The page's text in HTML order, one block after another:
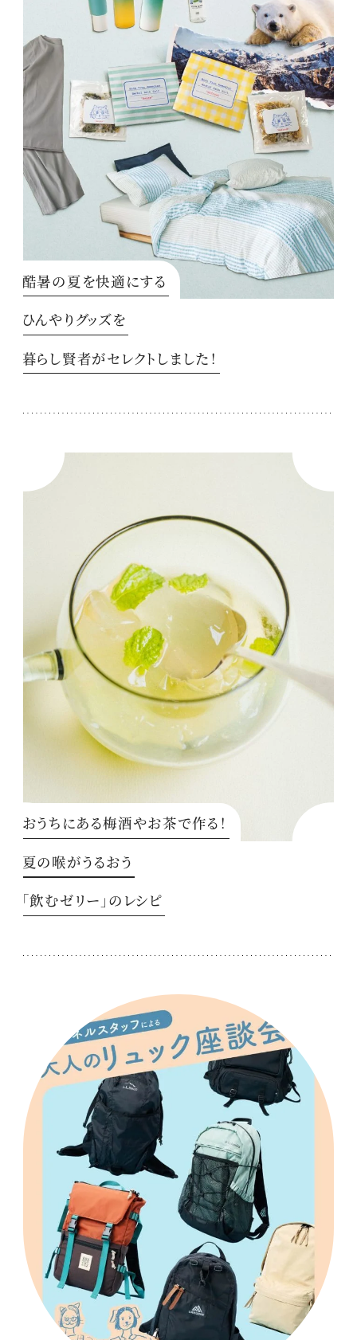
酷暑の夏を快適にする
ひんやりグッズを
暮らし賢者がセレクトしました！
おうちにある梅酒やお茶で作る！
夏の喉がうるおう
「飲むゼリー」のレシピ